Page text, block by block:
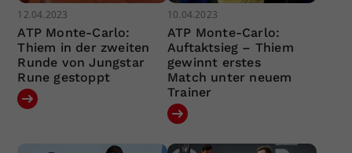
12.04.2023
ATP Monte-Carlo:
Thiem in der zweiten
Runde von Jungstar
Rune gestoppt
10.04.2023
ATP Monte-Carlo:
Auftaktsieg – Thiem
gewinnt erstes
Match unter neuem
Trainer